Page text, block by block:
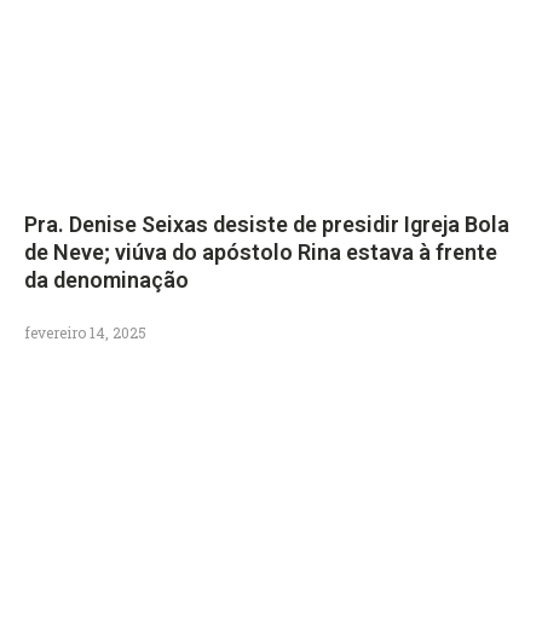
Pra. Denise Seixas desiste de presidir Igreja Bola
de Neve; viúva do apóstolo Rina estava à frente
da denominação
fevereiro 14, 2025